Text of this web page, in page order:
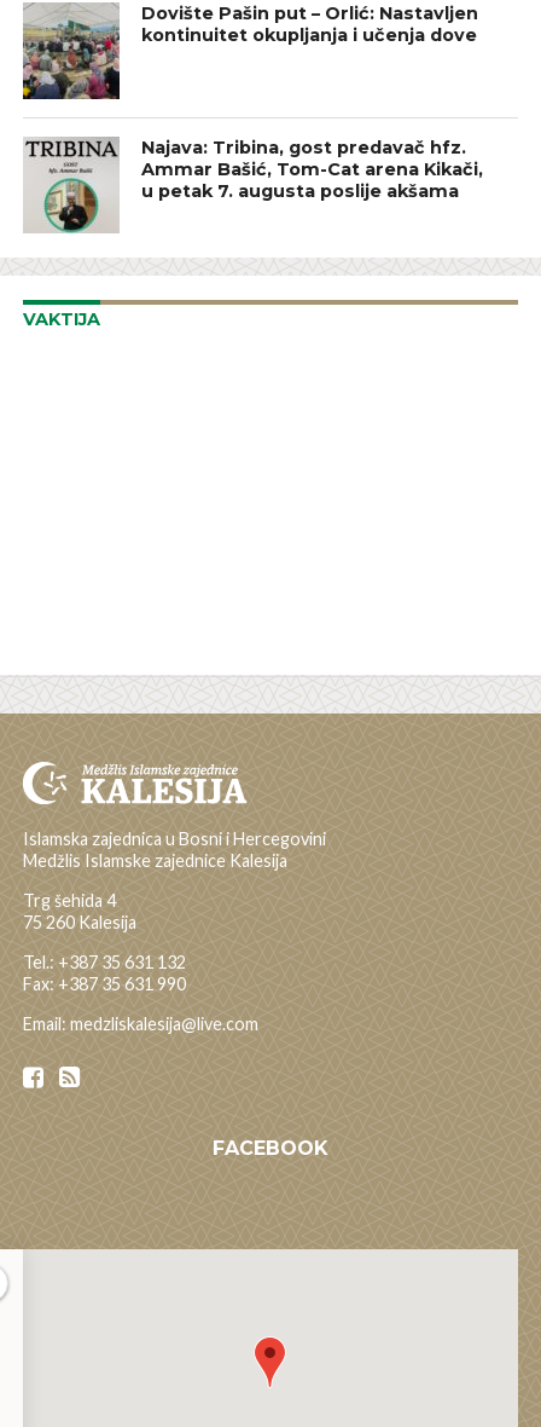
Dovište Pašin put – Orlić: Nastavljen
kontinuitet okupljanja i učenja dove
Najava: Tribina, gost predavač hfz.
Ammar Bašić, Tom-Cat arena Kikači,
u petak 7. augusta poslije akšama
VAKTIJA
Islamska zajednica u Bosni i Hercegovini
Medžlis Islamske zajednice Kalesija
Trg šehida 4
75 260 Kalesija
Tel.: +387 35 631 132
Fax: +387 35 631 990
Email: medzliskalesija@live.com
FACEBOOK